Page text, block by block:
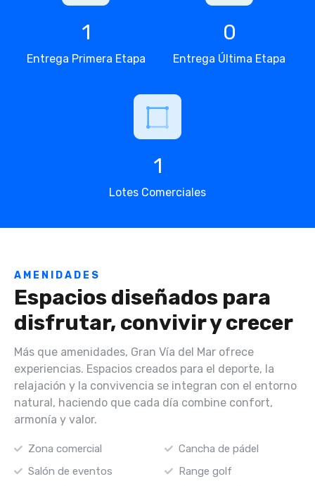
Entrega Primera Etapa
1
Entrega Última Etapa
0
Lotes Comerciales
1
AMENIDADES
Espacios diseñados para
disfrutar, convivir y crecer
Más que amenidades, Gran Vía del Mar ofrece
experiencias. Espacios creados para el deporte, la
relajación y la convivencia se integran con el entorno
natural, haciendo que cada día combine confort,
armonía y valor.
Zona comercial
Salón de eventos
Cancha de pádel
Range golf